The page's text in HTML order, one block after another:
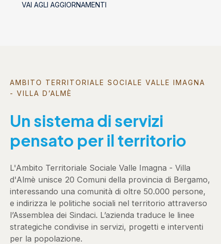
VAI AGLI AGGIORNAMENTI
AMBITO TERRITORIALE SOCIALE VALLE IMAGNA
- VILLA D’ALMÈ
Un sistema di servizi
pensato per il territorio
L'Ambito Territoriale Sociale Valle Imagna - Villa
d'Almè unisce 20 Comuni della provincia di Bergamo,
interessando una comunità di oltre 50.000 persone,
e indirizza le politiche sociali nel territorio attraverso
l’Assemblea dei Sindaci. L’azienda traduce le linee
strategiche condivise in servizi, progetti e interventi
per la popolazione.